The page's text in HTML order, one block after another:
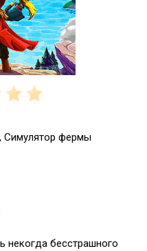
Симулятор фермы
некогда бесстрашного